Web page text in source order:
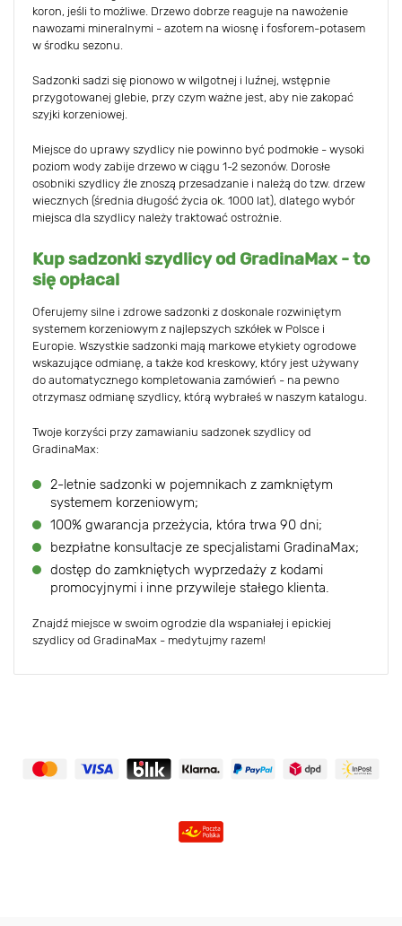
koron, jeśli to możliwe. Drzewo dobrze reaguje na nawożenie
nawozami mineralnymi - azotem na wiosnę i fosforem-potasem
w środku sezonu.
Sadzonki sadzi się pionowo w wilgotnej i luźnej, wstępnie
przygotowanej glebie, przy czym ważne jest, aby nie zakopać
szyjki korzeniowej.
Miejsce do uprawy szydlicy nie powinno być podmokłe - wysoki
poziom wody zabije drzewo w ciągu 1-2 sezonów. Dorosłe
osobniki szydlicy źle znoszą przesadzanie i należą do tzw. drzew
wiecznych (średnia długość życia ok. 1000 lat), dlatego wybór
miejsca dla szydlicy należy traktować ostrożnie.
Kup sadzonki szydlicy od GradinaMax - to
się opłaca!
Oferujemy silne i zdrowe sadzonki z doskonale rozwiniętym
systemem korzeniowym z najlepszych szkółek w Polsce i
Europie. Wszystkie sadzonki mają markowe etykiety ogrodowe
wskazujące odmianę, a także kod kreskowy, który jest używany
do automatycznego kompletowania zamówień - na pewno
otrzymasz odmianę szydlicy, którą wybrałeś w naszym katalogu.
Twoje korzyści przy zamawianiu sadzonek szydlicy od
GradinaMax:
2-letnie sadzonki w pojemnikach z zamkniętym
systemem korzeniowym;
100% gwarancja przeżycia, która trwa 90 dni;
bezpłatne konsultacje ze specjalistami GradinaMax;
dostęp do zamkniętych wyprzedaży z kodami
promocyjnymi i inne przywileje stałego klienta.
Znajdź miejsce w swoim ogrodzie dla wspaniałej i epickiej
szydlicy od GradinaMax - medytujmy razem!